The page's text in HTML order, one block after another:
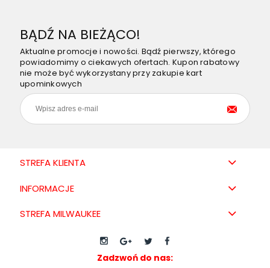
BĄDŹ NA BIEŻĄCO!
Aktualne promocje i nowości. Bądź pierwszy, którego
powiadomimy o ciekawych ofertach. Kupon rabatowy
nie może być wykorzystany przy zakupie kart
upominkowych
STREFA KLIENTA
INFORMACJE
STREFA MILWAUKEE
Zadzwoń do nas: